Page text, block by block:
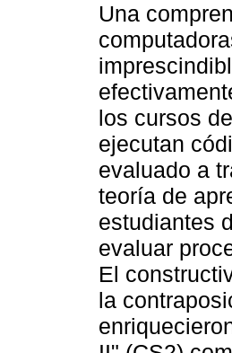
Una
los cursos
ejecutan
evaluado a
teoría de
estudiantes
evaluar
El
la